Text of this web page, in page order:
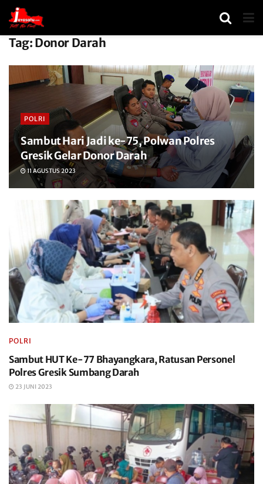
Tag: Donor Darah
POLRI
Sambut Hari Jadi ke-75, Polwan Polres
Gresik Gelar Donor Darah
11 AGUSTUS 2023
POLRI
Sambut HUT Ke-77 Bhayangkara, Ratusan Personel
Polres Gresik Sumbang Darah
23 JUNI 2023